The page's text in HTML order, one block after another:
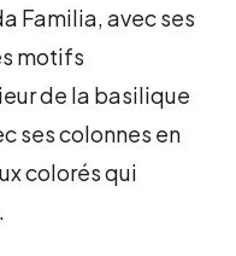
Familia, avec ses
motifs
de la basilique
ses colonnes en
colorés qui